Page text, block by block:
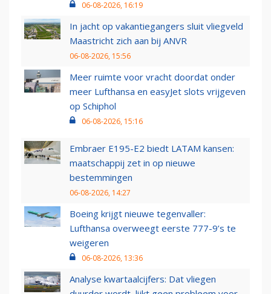
06-08-2026, 16:19
In jacht op vakantiegangers sluit vliegveld
Maastricht zich aan bij ANVR
06-08-2026, 15:56
Meer ruimte voor vracht doordat onder
meer Lufthansa en easyJet slots vrijgeven
op Schiphol
06-08-2026, 15:16
Embraer E195-E2 biedt LATAM kansen:
maatschappij zet in op nieuwe
bestemmingen
06-08-2026, 14:27
Boeing krijgt nieuwe tegenvaller:
Lufthansa overweegt eerste 777-9’s te
weigeren
06-08-2026, 13:36
Analyse kwartaalcijfers: Dat vliegen